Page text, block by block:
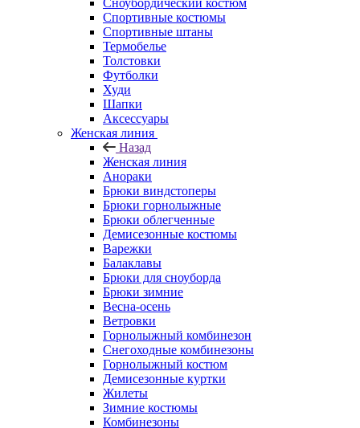
Сноубордический костюм
Спортивные костюмы
Спортивные штаны
Термобелье
Толстовки
Футболки
Худи
Шапки
Аксессуары
Женская линия
Назад
Женская линия
Анораки
Брюки виндстоперы
Брюки горнолыжные
Брюки облегченные
Демисезонные костюмы
Варежки
Балаклавы
Брюки для сноуборда
Брюки зимние
Весна-осень
Ветровки
Горнолыжный комбинезон
Снегоходные комбинезоны
Горнолыжный костюм
Демисезонные куртки
Жилеты
Зимние костюмы
Комбинезоны